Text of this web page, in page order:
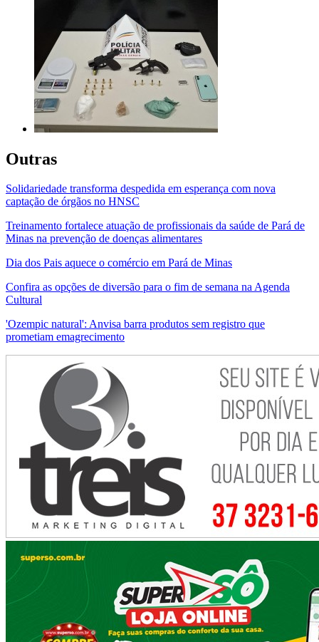
Outras
Solidariedade transforma despedida em esperança com nova
captação de órgãos no HNSC
Treinamento fortalece atuação de profissionais da saúde de Pará de
Minas na prevenção de doenças alimentares
Dia dos Pais aquece o comércio em Pará de Minas
Confira as opções de diversão para o fim de semana na Agenda
Cultural
'Ozempic natural': Anvisa barra produtos sem registro que
prometiam emagrecimento